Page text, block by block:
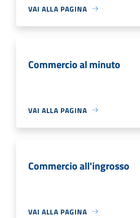
VAI ALLA PAGINA
Commercio al minuto
VAI ALLA PAGINA
Commercio all'ingrosso
VAI ALLA PAGINA